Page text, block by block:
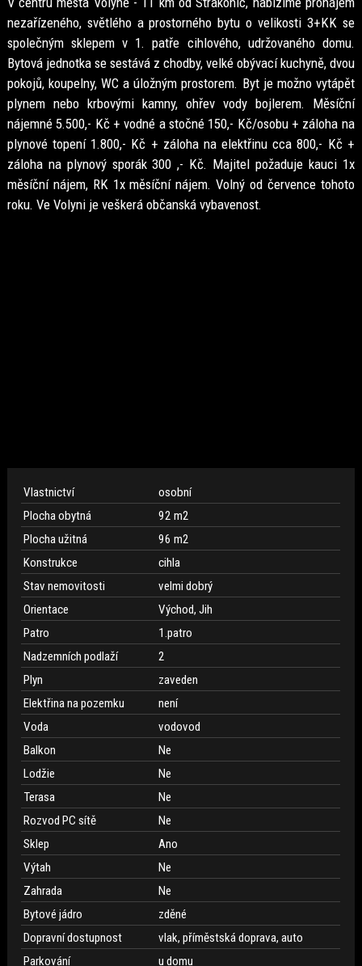
nezařízeného, světlého a prostorného bytu o velikosti 3+KK se
společným sklepem v 1. patře cihlového, udržovaného domu.
Bytová jednotka se sestává z chodby, velké obývací kuchyně, dvou
pokojů, koupelny, WC a úložným prostorem. Byt je možno vytápět
plynem nebo krbovými kamny, ohřev vody bojlerem. Měsíční
nájemné 5.500,- Kč + vodné a stočné 150,- Kč/osobu + záloha na
plynové topení 1.800,- Kč + záloha na elektřinu cca 800,- Kč +
záloha na plynový sporák 300 ,- Kč. Majitel požaduje kauci 1x
měsíční nájem, RK 1x měsíční nájem. Volný od července tohoto
roku. Ve Volyni je veškerá občanská vybavenost.
Vlastnictví
osobní
Plocha obytná
92 m2
Plocha užitná
96 m2
Konstrukce
cihla
Stav nemovitosti
velmi dobrý
Orientace
Východ, Jih
Patro
1.patro
Nadzemních podlaží
2
Plyn
zaveden
Elektřina na pozemku
není
Voda
vodovod
Balkon
Ne
Lodžie
Ne
Terasa
Ne
Rozvod PC sítě
Ne
Sklep
Ano
Výtah
Ne
Zahrada
Ne
Bytové jádro
zděné
Dopravní dostupnost
vlak, příměstská doprava, auto
Parkování
u domu